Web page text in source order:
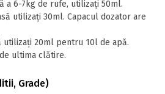
a 6-7kg de rufe, utilizați 50ml.
utilizați 30ml. Capacul dozator are
utilizați 20ml pentru 10l de apă.
ultima clătire.
Grade)